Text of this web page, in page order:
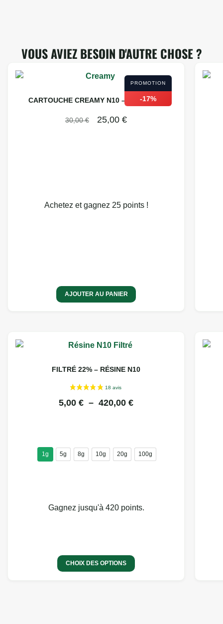
VOUS AVIEZ BESOIN D'AUTRE CHOSE ?
PROMOTION
-17%
CARTOUCHE CREAMY N10 – 600 PUFFS
30,00€ 25,00€
Achetez et gagnez 25 points !
AJOUTER AU PANIER
FILTRÉ 22% – RÉSINE N10
5,00 € – 420,00 €
1g 5g 8g 10g 20g 100g
Gagnez jusqu'à 420 points.
CHOIX DES OPTIONS